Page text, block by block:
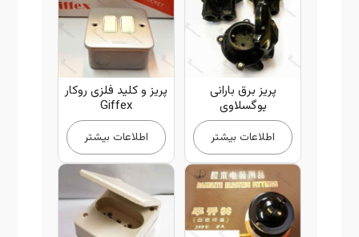
پریز برق بارانی
یوگسلاوی
اطلاعات بیشتر
پریز و کلید فلزی روکار
Giffex
اطلاعات بیشتر